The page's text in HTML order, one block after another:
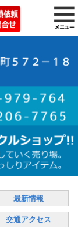
最新情報
交通アクセス